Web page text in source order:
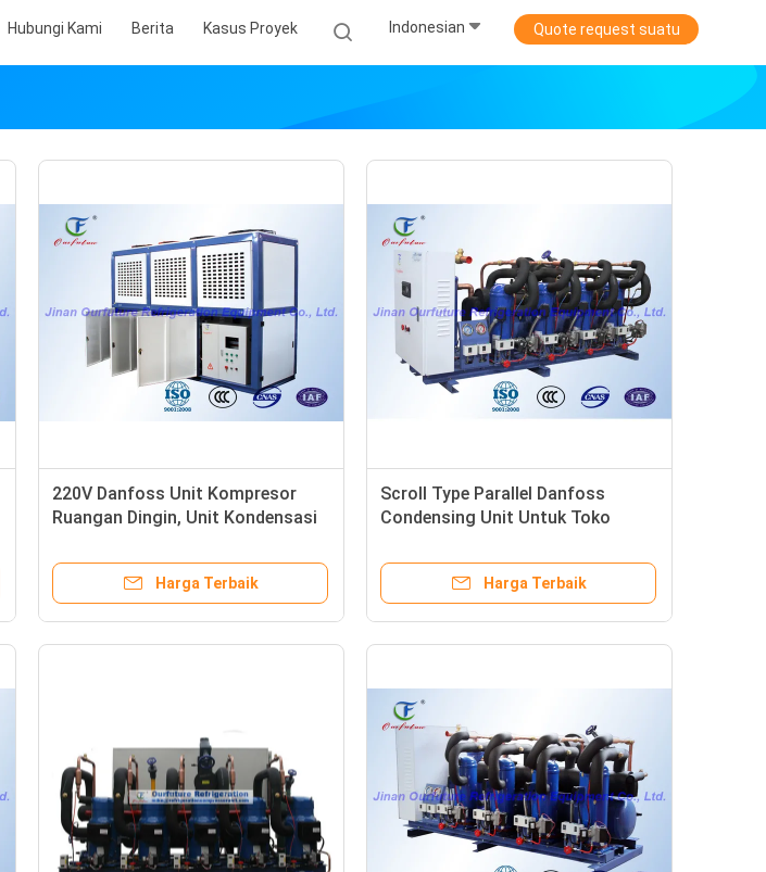
Hubungi Kami Berita Kasus Proyek Indonesian Quote request suatu
220V Danfoss Unit Kompresor
Ruangan Dingin, Unit Kondensasi
Harga Terbaik
Scroll Type Parallel Danfoss
Condensing Unit Untuk Toko
Harga Terbaik